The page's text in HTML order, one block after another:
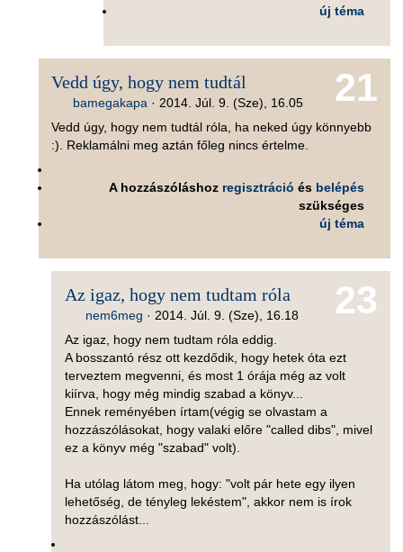
új téma
21
Vedd úgy, hogy nem tudtál
bamegakapa · 2014. Júl. 9. (Sze), 16.05
Vedd úgy, hogy nem tudtál róla, ha neked úgy könnyebb
:). Reklamálni meg aztán főleg nincs értelme.
A hozzászóláshoz regisztráció és belépés
szükséges
új téma
23
Az igaz, hogy nem tudtam róla
nem6meg · 2014. Júl. 9. (Sze), 16.18
Az igaz, hogy nem tudtam róla eddig.
A bosszantó rész ott kezdődik, hogy hetek óta ezt
terveztem megvenni, és most 1 órája még az volt
kiírva, hogy még mindig szabad a könyv...
Ennek reményében írtam(végig se olvastam a
hozzászólásokat, hogy valaki előre "called dibs", mivel
ez a könyv még "szabad" volt).
Ha utólag látom meg, hogy: "volt pár hete egy ilyen
lehetőség, de tényleg lekéstem", akkor nem is írok
hozzászólást...